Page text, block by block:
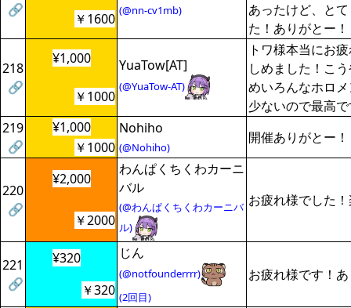
🔗
(@nn-cv1mb)
あったけど、と
た！ありがとー
￥1600
218
🔗
¥1,000 YuaTow[AT]
(@YuaTow-AT)
トワ様本当にお
しめました！こ
めいろんなホロ
少ないので最高
￥1000
219
🔗
¥1,000 Nohiho
(@Nohiho)
開催ありがとー！
￥1000
220
🔗
¥2,000
わんぱくちくわカーニ
バル
(@わんぱくちくわカーニバ
ル)
お疲れ様でした
￥2000
221
🔗
¥320 じん
(@notfounderrrr)
(2回目)
お疲れ様です！
￥320